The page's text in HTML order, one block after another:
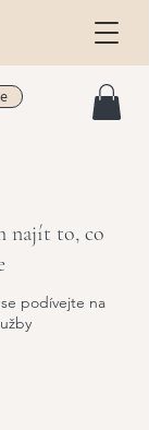
najít to, co
podívejte na